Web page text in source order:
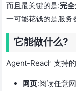
而且最关键的是:完
一可能花钱的是服务
它能做什么?
Agent-Reach 支持
网页:阅读任意